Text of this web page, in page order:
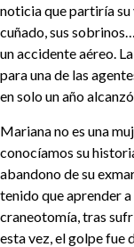
noticia que partiría su
cuñado, sus
un accidente aéreo.
para una de las
en solo un año
Mariana no es una
conocíamos su
abandono de su
tenido que aprender
craneotomía, tras
esta vez, el golpe fue